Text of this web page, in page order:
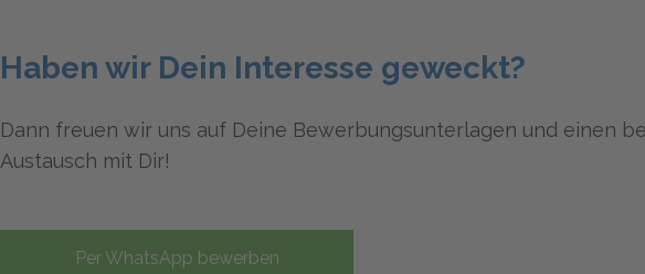
Haben wir Dein Interesse geweckt?
Dann freuen wir uns auf Deine Bewerbungsunterlagen und einen
Austausch mit Dir!
Per WhatsApp bewerben